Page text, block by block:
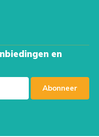
en
Abonneer